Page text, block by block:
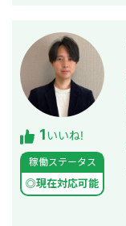
1いいね!
稼働ステータス
◎現在対応可能